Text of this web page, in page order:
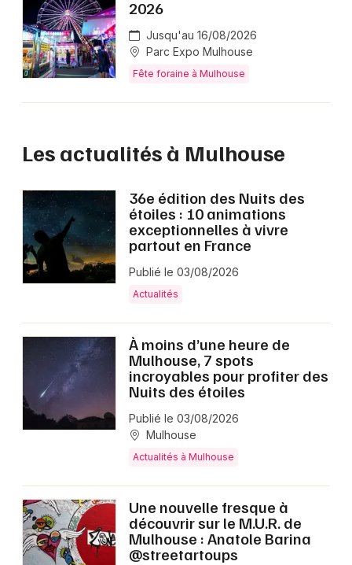
2026
Jusqu'au 16/08/2026
Parc Expo Mulhouse
Fête foraine à Mulhouse
Les actualités à Mulhouse
36e édition des Nuits des
étoiles : 10 animations
exceptionnelles à vivre
partout en France
Publié le 03/08/2026
Actualités
À moins d’une heure de
Mulhouse, 7 spots
incroyables pour profiter des
Nuits des étoiles
Publié le 03/08/2026
Mulhouse
Actualités à Mulhouse
Une nouvelle fresque à
découvrir sur le M.U.R. de
Mulhouse : Anatole Barina
@streetartoups